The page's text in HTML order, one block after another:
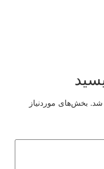
بخش‌های موردنیاز